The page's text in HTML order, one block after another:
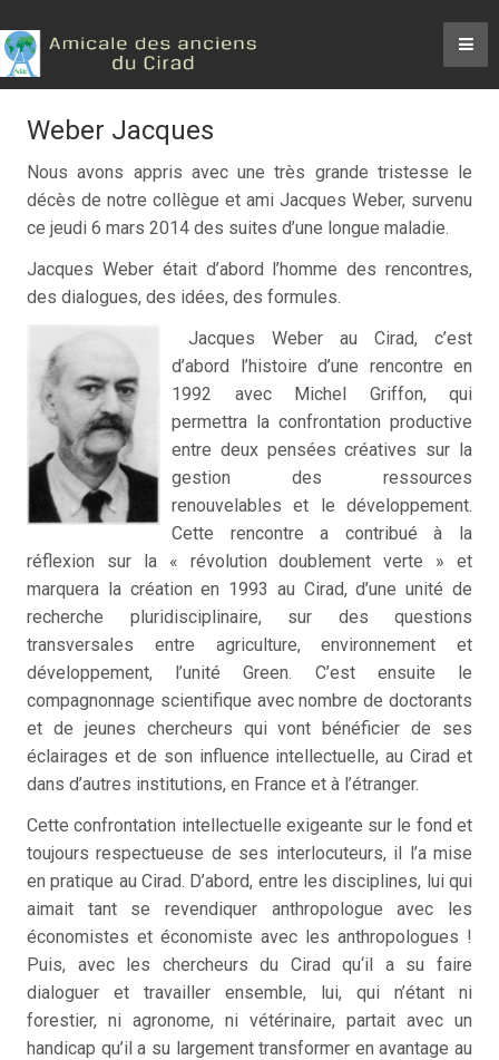
Weber Jacques
Nous avons appris avec une très grande tristesse le
décès de notre collègue et ami Jacques Weber, survenu
ce jeudi 6 mars 2014 des suites d’une longue maladie.
Jacques Weber était d’abord l’homme des rencontres,
des dialogues, des idées, des formules.
Jacques Weber au Cirad, c’est
d’abord l’histoire d’une rencontre en
1992 avec Michel Griffon, qui
permettra la confrontation productive
entre deux pensées créatives sur la
gestion des ressources
renouvelables et le développement.
Cette rencontre a contribué à la
réflexion sur la « révolution doublement verte » et
marquera la création en 1993 au Cirad, d’une unité de
recherche pluridisciplinaire, sur des questions
transversales entre agriculture, environnement et
développement, l’unité Green. C’est ensuite le
compagnonnage scientifique avec nombre de doctorants
et de jeunes chercheurs qui vont bénéficier de ses
éclairages et de son influence intellectuelle, au Cirad et
dans d’autres institutions, en France et à l’étranger.
Cette confrontation intellectuelle exigeante sur le fond et
toujours respectueuse de ses interlocuteurs, il l’a mise
en pratique au Cirad. D’abord, entre les disciplines, lui qui
aimait tant se revendiquer anthropologue avec les
économistes et économiste avec les anthropologues !
Puis, avec les chercheurs du Cirad qu‘il a su faire
dialoguer et travailler ensemble, lui, qui n’étant ni
forestier, ni agronome, ni vétérinaire, partait avec un
handicap qu’il a su largement transformer en avantage au